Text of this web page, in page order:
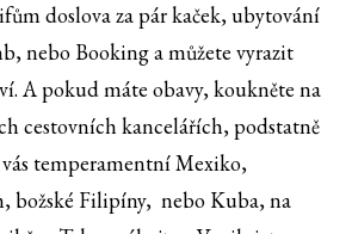
doslova za pár kaček, ubytování
nebo Booking a můžete vyrazit
A pokud máte obavy, koukněte na
cestovních kancelářích, podstatně
temperamentní Mexiko,
božské Filipíny, nebo Kuba, na